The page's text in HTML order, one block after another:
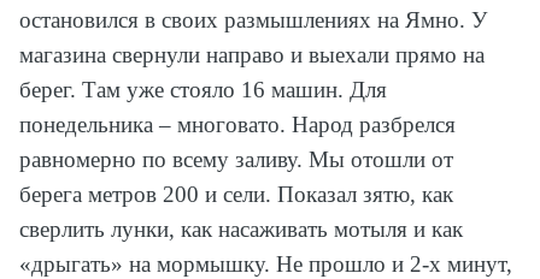
остановился в своих размышлениях на Ямно. У
магазина свернули направо и выехали прямо на
берег. Там уже стояло 16 машин. Для
понедельника – многовато. Народ разбрелся
равномерно по всему заливу. Мы отошли от
берега метров 200 и сели. Показал зятю, как
сверлить лунки, как насаживать мотыля и как
«дрыгать» на мормышку. Не прошло и 2-х минут,